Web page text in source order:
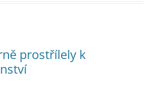
prostřílely k